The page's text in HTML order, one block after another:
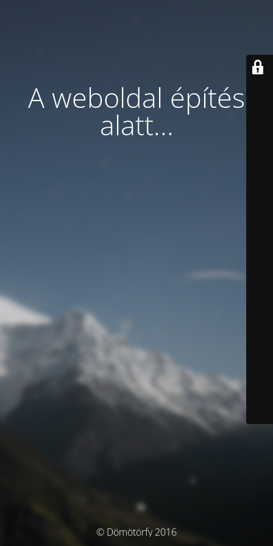
A weboldal építés
alatt...
© Dömötörfy 2016